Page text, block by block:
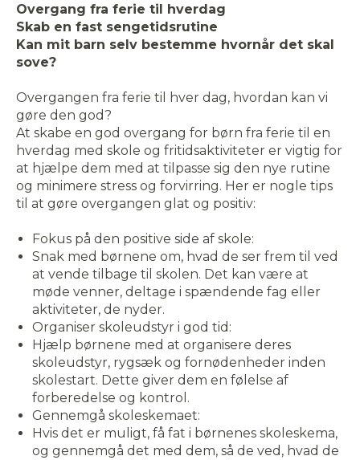
Overgang fra ferie til hverdag
Skab en fast sengetidsrutine
Kan mit barn selv bestemme hvornår det skal
sove?
Overgangen fra ferie til hver dag, hvordan kan vi
gøre den god?
At skabe en god overgang for børn fra ferie til en
hverdag med skole og fritidsaktiviteter er vigtig for
at hjælpe dem med at tilpasse sig den nye rutine
og minimere stress og forvirring. Her er nogle tips
til at gøre overgangen glat og positiv:
Fokus på den positive side af skole:
Snak med børnene om, hvad de ser frem til ved
at vende tilbage til skolen. Det kan være at
møde venner, deltage i spændende fag eller
aktiviteter, de nyder.
Organiser skoleudstyr i god tid:
Hjælp børnene med at organisere deres
skoleudstyr, rygsæk og fornødenheder inden
skolestart. Dette giver dem en følelse af
forberedelse og kontrol.
Gennemgå skoleskemaet:
Hvis det er muligt, få fat i børnenes skoleskema,
og gennemgå det med dem, så de ved, hvad de